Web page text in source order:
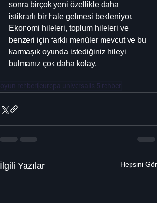
sonra birçok yeni özellikle daha
istikrarlı bir hale gelmesi bekleniyor.
Ekonomi hileleri, toplum hileleri ve
benzeri için farklı menüler mevcut ve bu
karmaşık oyunda istediğiniz hileyi
bulmanız çok daha kolay.
oyun rehberi europa universalis 5 rehber
İlgili Yazılar Hepsini Gör